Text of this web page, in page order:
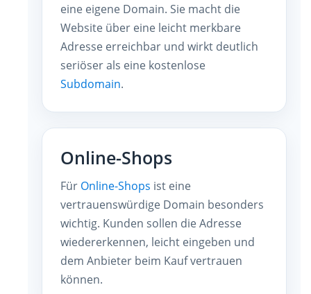
eine eigene Domain. Sie macht die
Website über eine leicht merkbare
Adresse erreichbar und wirkt deutlich
seriöser als eine kostenlose
Subdomain.
Online-Shops
Für Online-Shops ist eine
vertrauenswürdige Domain besonders
wichtig. Kunden sollen die Adresse
wiedererkennen, leicht eingeben und
dem Anbieter beim Kauf vertrauen
können.